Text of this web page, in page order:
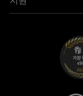
Maserati용 Ubigi
제휴 프로그램